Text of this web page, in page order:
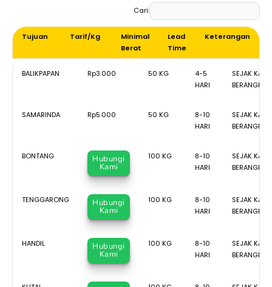
Cari:
Tujuan Tarif/Kg
Minimal
Berat
Lead
Time
Keterangan
Berat
Time
BALIKPAPAN
Rp3.000 50 KG
4-5
HARI
SEJAK
BERANGKAT
SAMARINDA Rp5.000 50 KG
8-10
HARI
SEJAK
BERANGKAT
BONTANG Hubungi
Kami
100 KG
8-10
HARI
SEJAK
BERANGKAT
TENGGARONG Hubungi
Kami
100 KG
8-10
HARI
SEJAK
BERANGKAT
HANDIL Hubungi
Kami
100 KG
8-10
HARI
SEJAK
BERANGKAT